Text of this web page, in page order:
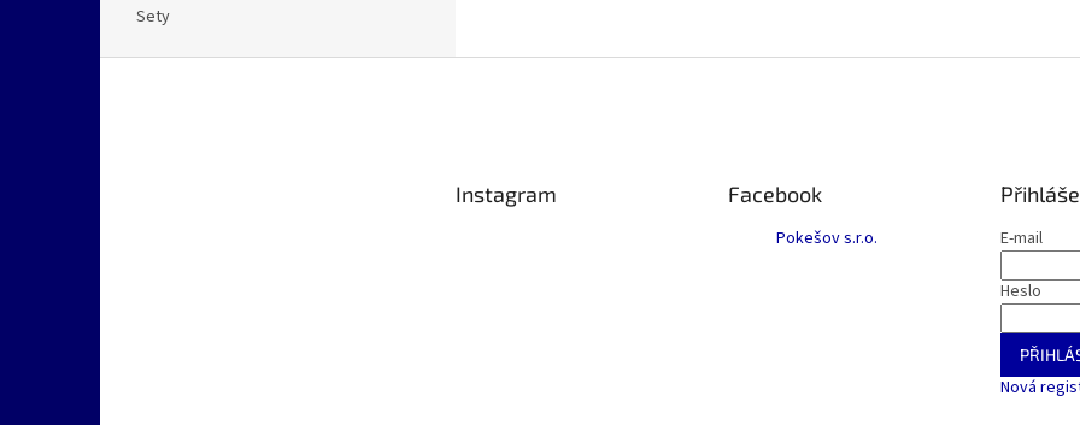
Sety
Instagram Facebook
Pokešov s.r.o. E-mail
Heslo
Nová